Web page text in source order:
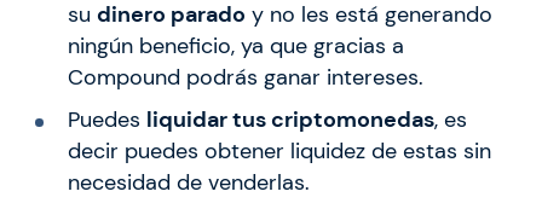
su dinero parado y no les está generando
ningún beneficio, ya que gracias a
Compound podrás ganar intereses.
Puedes liquidar tus criptomonedas, es
decir puedes obtener liquidez de estas sin
necesidad de venderlas.